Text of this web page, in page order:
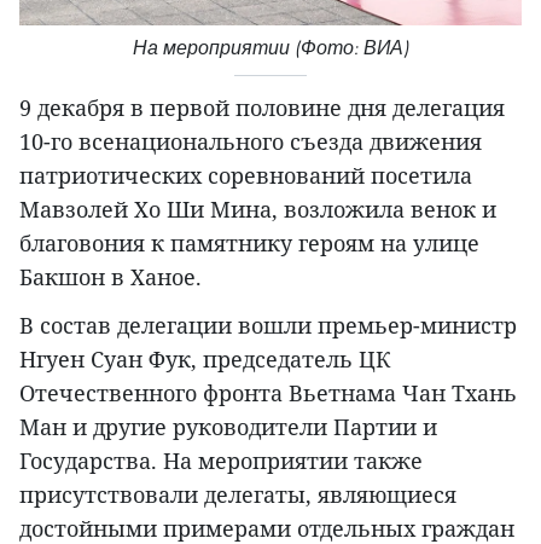
На мероприятии (Фото: ВИА)
9 декабря в первой половине дня делегация
10-го всенационального съезда движения
патриотических соревнований посетила
Мавзолей Хо Ши Мина, возложила венок и
благовония к памятнику героям на улице
Бакшон в Ханое.
В состав делегации вошли премьер-министр
Нгуен Суан Фук, председатель ЦК
Отечественного фронта Вьетнама Чан Тхань
Ман и другие руководители Партии и
Государства. На мероприятии также
присутствовали делегаты, являющиеся
достойными примерами отдельных граждан